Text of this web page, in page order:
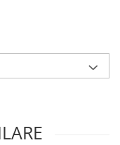
Tridecyl Trimellitate,
Ci 75470, Ci 77266,